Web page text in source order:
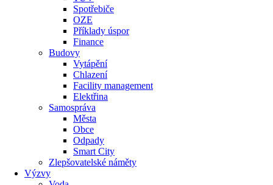
Spotřebiče
OZE
Příklady úspor
Finance
Budovy
Vytápění
Chlazení
Facility management
Elektřina
Samospráva
Města
Obce
Odpady
Smart City
Zlepšovatelské náměty
Výzvy